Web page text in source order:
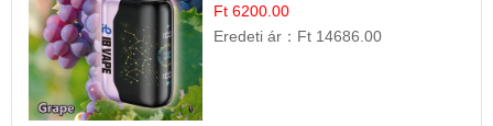
Ft 6200.00
Eredeti ár： Ft 14686.00